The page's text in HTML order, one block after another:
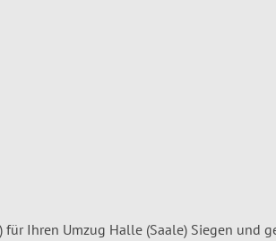
Ihren Umzug Halle (Saale) Siegen und